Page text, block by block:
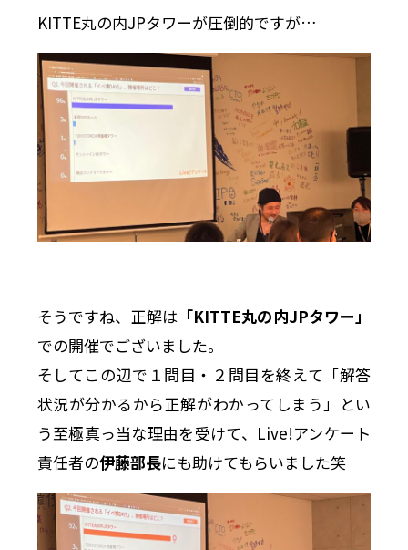
KITTE丸の内JPタワーが圧倒的ですが…
そうですね、正解は 「KITTE丸の内JPタワー」
での開催でございました。
そしてこの辺で１問目・２問目を終えて「解答
状況が分かるから正解がわかってしまう」とい
う至極真っ当な理由を受けて、Live!アンケート
責任者の伊藤部長にも助けてもらいました笑